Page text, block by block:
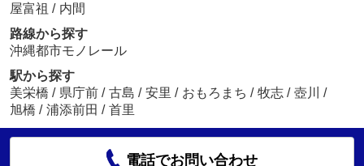
屋富祖 / 内間
路線から探す
沖縄都市モノレール
駅から探す
美栄橋 / 県庁前 / 古島 / 安里 / おもろまち / 牧志 / 壺川
/
旭橋 / 浦添前田 / 首里
電話でお問い合わせ